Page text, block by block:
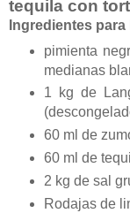
tequila con
Ingredientes
pimienta
medianas
1 kg de
60 ml de
60 ml de
2 kg de sal
Rodajas de